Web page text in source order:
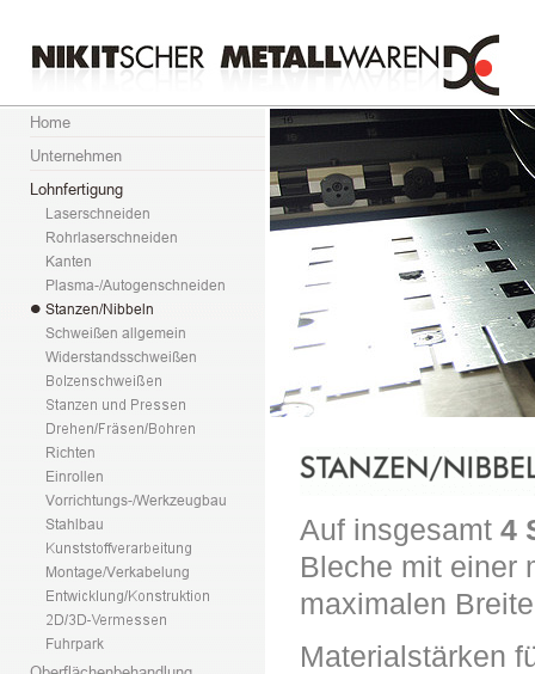
Auf insgesamt 4
Bleche mit einer
maximalen
Materialstärken